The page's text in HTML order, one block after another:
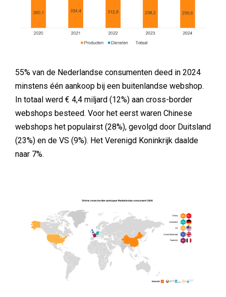
55% van de Nederlandse consumenten deed in 2024
minstens één aankoop bij een buitenlandse webshop.
In totaal werd € 4,4 miljard (12%) aan cross-border
webshops besteed. Voor het eerst waren Chinese
webshops het populairst (28%), gevolgd door Duitsland
(23%) en de VS (9%). Het Verenigd Koninkrijk daalde
naar 7%.